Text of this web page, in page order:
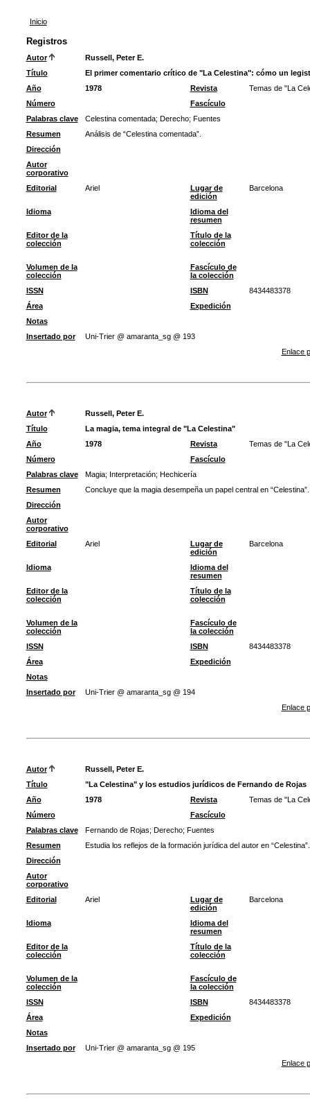
Inicio
Registros
Autor
Russell, Peter E.
Título
El primer comentario crítico de "La Celestina": cómo un
Año
1978 Revista
Temas de "La
Número
Fascículo
Palabras clave
Celestina comentada; Derecho; Fuentes
Resumen
Análisis de “Celestina comentada”.
Dirección
Autor
corporativo
Editorial
Ariel
Lugar de
edición
Barcelona
Idioma
Idioma del
resumen
Editor de la
colección
Título de la
colección
Volumen de la
colección
Fascículo de
la colección
ISSN
ISBN
8434483378
Área
Expedición
Notas
Insertado por
Uni-Trier @ amaranta_sg @ 193
Enlace
Autor
Russell, Peter E.
Título
La magia, tema integral de "La Celestina"
Año
1978 Revista
Temas de "La
Número
Fascículo
Palabras clave
Magia; Interpretación; Hechicería
Resumen
Concluye que la magia desempeña un papel central en “Celestina”.
Dirección
Autor
corporativo
Editorial
Ariel
Lugar de
edición
Barcelona
Idioma
Idioma del
resumen
Editor de la
colección
Título de la
colección
Volumen de la
colección
Fascículo de
la colección
ISSN
ISBN
8434483378
Área
Expedición
Notas
Insertado por
Uni-Trier @ amaranta_sg @ 194
Enlace
Autor
Russell, Peter E.
Título
"La Celestina" y los estudios jurídicos de Fernando de Rojas
Año
1978 Revista
Temas de "La
Número
Fascículo
Palabras clave
Fernando de Rojas; Derecho; Fuentes
Resumen
Estudia los reflejos de la formación jurídica del autor en “Celestina”.
Dirección
Autor
corporativo
Editorial
Ariel
Lugar de
edición
Barcelona
Idioma
Idioma del
resumen
Editor de la
colección
Título de la
colección
Volumen de la
colección
Fascículo de
la colección
ISSN
ISBN
8434483378
Área
Expedición
Notas
Insertado por
Uni-Trier @ amaranta_sg @ 195
Enlace